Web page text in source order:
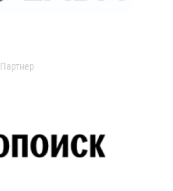
Партнер